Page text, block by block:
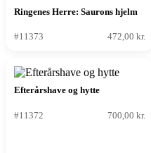
Ringenes Herre: Saurons hjelm
#11373 472,00 kr.
Efterårshave og hytte
#11372 700,00 kr.